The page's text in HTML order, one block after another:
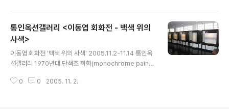
통인옥션갤러리 <이동엽 회화전 - 백색 위의
사색>
이동엽 회화전 '백색 위의 사색' 2005.11.2-11.14 통인옥
션갤러리 1970년대 단색조 회화(monochrome painti
터 14일까지 통인옥션갤러리에서 자신의 열 번째 개인전
0 0 2005. 11. 2.